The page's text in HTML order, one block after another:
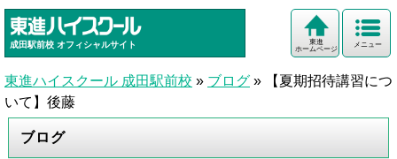
成田駅前校 オフィシャルサイト メニュー
東進
ホームページ
東進ハイスクール 成田駅前校 » ブログ »
【夏期招待講習につ
いて】後藤
ブログ